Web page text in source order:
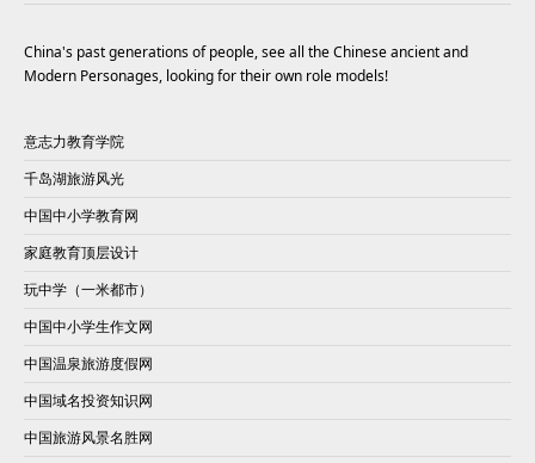
China's past generations of people, see all the Chinese ancient and
Modern Personages, looking for their own role models!
意志力教育学院
千岛湖旅游风光
中国中小学教育网
家庭教育顶层设计
玩中学（一米都市）
中国中小学生作文网
中国温泉旅游度假网
中国域名投资知识网
中国旅游风景名胜网